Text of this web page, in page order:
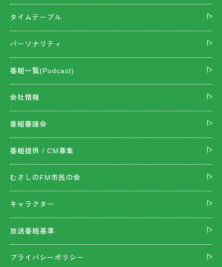
タイムテーブル
パーソナリティ
番組一覧(Podcast)
会社情報
番組審議会
番組提供 / CM募集
むさしのFM市民の会
キャラクター
放送番組基準
プライバシーポリシー